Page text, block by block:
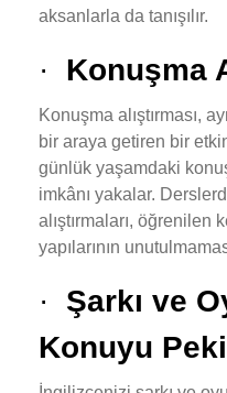
aksanlarla da tanışılır.
· Konuşma
Konuşma alıştırması,
bir araya getiren bir
günlük yaşamdaki
imkânı yakalar.
alıştırmaları, öğrenilen
yapılarının
· Şarkı ve
Konuyu